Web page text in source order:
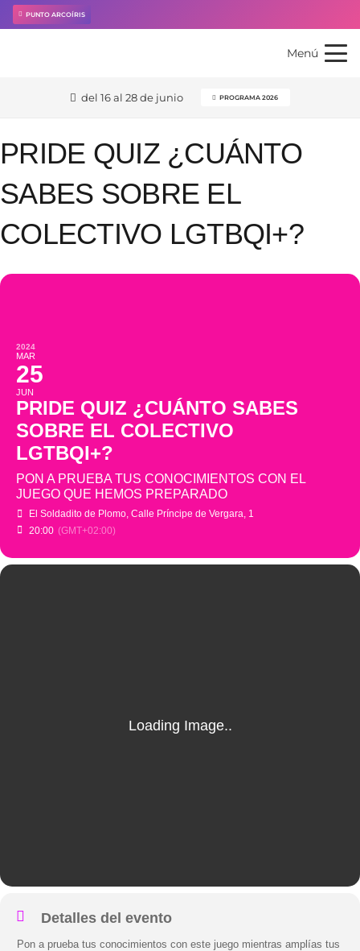
PUNTO ARCOÍRIS
Menú
del 16 al 28 de junio PROGRAMA 2026
PRIDE QUIZ ¿CUÁNTO
SABES SOBRE EL
COLECTIVO LGTBQI+?
2024
MAR
25
JUN
PRIDE QUIZ ¿CUÁNTO SABES
SOBRE EL COLECTIVO
LGTBQI+?
PON A PRUEBA TUS CONOCIMIENTOS CON EL
JUEGO QUE HEMOS PREPARADO
El Soldadito de Plomo, Calle Príncipe de Vergara, 1
20:00 (GMT+02:00)
Detalles del evento
Pon a prueba tus conocimientos con este juego mientras amplías tus